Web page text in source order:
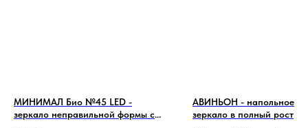
МИНИМАЛ Био №45 LED -
зеркало неправильной формы с
АВИНЬОН - напольное
зеркало в полный рост